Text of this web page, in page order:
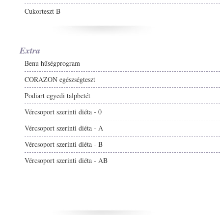
Cukorteszt B
Extra
Benu hűségprogram
CORAZON egészségteszt
Podiart egyedi talpbetét
Vércsoport szerinti diéta - 0
Vércsoport szerinti diéta - A
Vércsoport szerinti diéta - B
Vércsoport szerinti diéta - AB